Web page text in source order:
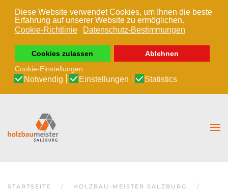
Diese Website verwendet Cookies, um Ihnen die beste
Erfahrung auf unserer Website zu ermöglichen.
Cookie-Richtlinie
Datenschutz-Bestimmungen
Cookies zulassen
Ablehnen
Cookie-Einstellungen:
Notwendig Einstellungen Statistics
Zum Hauptinhalt springen
STARTSEITE
HOLZBAU-MEISTER SALZBURG